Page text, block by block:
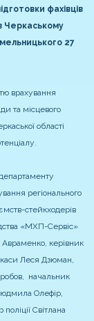
фахівців
Черкаському
27
врахування
та місцевого
області
регіонального
стейкходерів
«МХП-Сервіс»
керівник
Леся Дзюман,
начальник
Олефір,
Світлана